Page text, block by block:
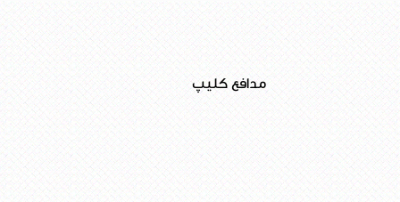
مدافع کلیپ